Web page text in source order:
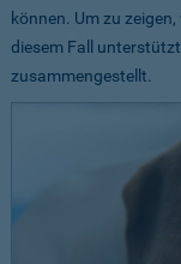
können. Um zu
diesem Fall
zusammengestellt.